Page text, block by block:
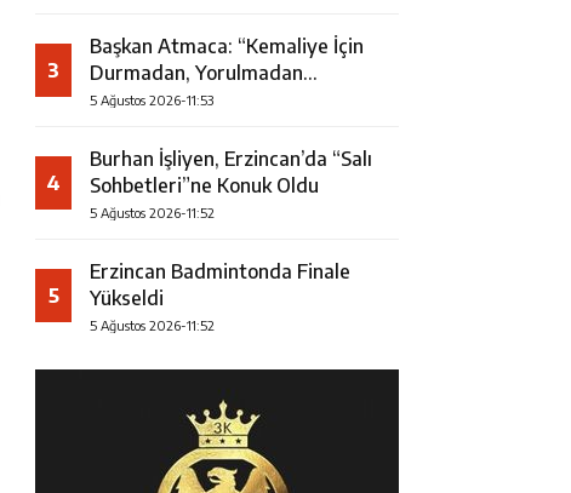
3
Başkan Atmaca: “Kemaliye İçin
Durmadan, Yorulmadan
Çalışıyoruz”
5 Ağustos 2026-11:53
4
Burhan İşliyen, Erzincan’da “Salı
Sohbetleri”ne Konuk Oldu
5 Ağustos 2026-11:52
5
Erzincan Badmintonda Finale
Yükseldi
5 Ağustos 2026-11:52